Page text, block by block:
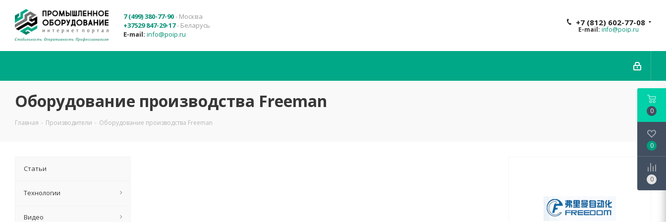
7 (499) 380-77-90- Москва
+37529 847-29-17- Беларусь
E-mail: info@poip.ru
+7 (812) 602-77-08
E-mail: info@poip.ru
Оборудование производства Freeman
Главная - Производители - Оборудование производства Freeman
Статьи
Технологии
Видео
0
0
0